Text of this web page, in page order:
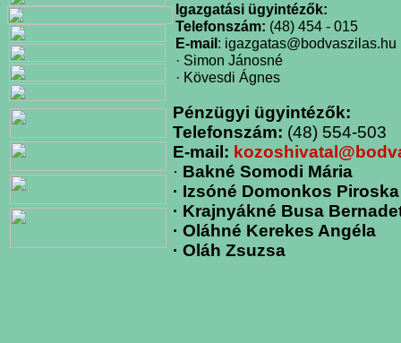
Igazgatási ügyintézők:
Telefonszám: (48) 454 - 015
E-mail: igazgatas@bodvaszilas.hu
· Simon Jánosné
· Kövesdi Ágnes
Pénzügyi ügyintézők:
Telefonszám: (48) 554-503
E-mail:
· Bakné Somodi Mária
· Izsóné Domonkos Piroska
· Krajnyákné Busa
· Oláhné Kerekes Angéla
· Oláh Zsuzsa